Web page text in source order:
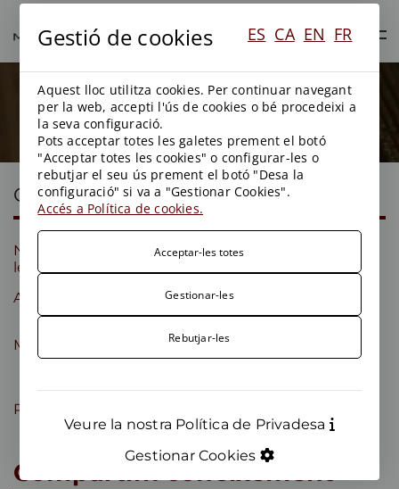
Blog
Compartim coneixement
Categories
Novetats
legislatives
General
Aigues
Contractació
administrativa
Medi ambient Mitjans
territorial i
Residus
Gestió de cookies ES CA EN FR
Aquest lloc utilitza cookies. Per continuar navegant
per la web, accepti l'ús de cookies o bé procedeixi a
la seva configuració.
Pots acceptar totes les galetes prement el botó
"Acceptar totes les cookies" o configurar-les o
rebutjar el seu ús prement el botó "Desa la
configuració" si va a "Gestionar Cookies".
Accés a Política de cookies.
Acceptar-les totes
Gestionar-les
Rebutjar-les
Veure la nostra Política de Privadesa
Gestionar Cookies